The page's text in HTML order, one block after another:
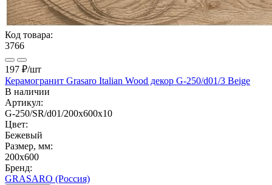
Код товара:
3766
197 ₽/шт
Керамогранит Grasaro Italian Wood декор G-250/d01/3 Beige
В наличии
Артикул:
G-250/SR/d01/200x600x10
Цвет:
Бежевый
Размер, мм:
200x600
Бренд:
GRASARO (Россия)